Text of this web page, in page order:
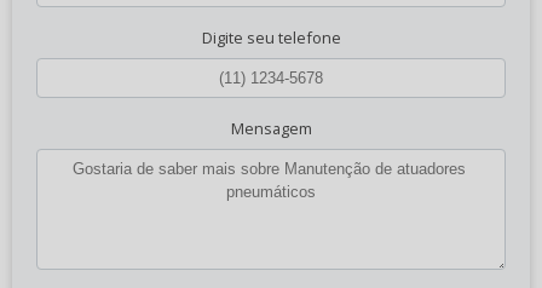
Digite seu telefone
Mensagem